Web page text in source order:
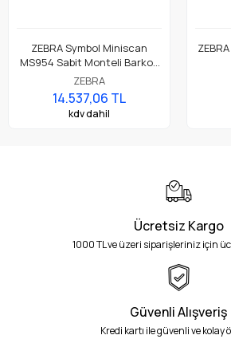
ZEBRA Symbol Miniscan
MS954 Sabit Monteli Barkod
Okuyucu
ZEBRA
14.537,06 TL
kdv dahil
Ücretsiz Kargo
1000 TL ve üzeri siparişleriniz için
Güvenli Alışveriş
Kredi kartı ile güvenli ve kolay